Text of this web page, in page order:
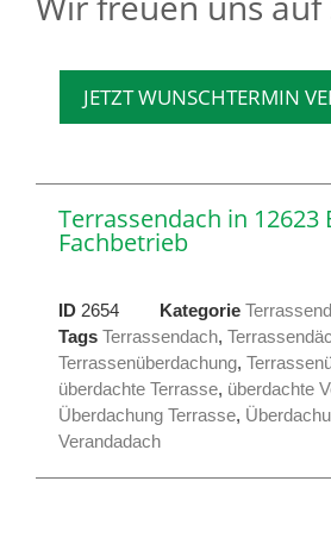
JETZT WUNSCHTERMIN
Terrassendach in 12623
Fachbetrieb
ID 2654 Kategorie
Tags Terrassendach,
Terrassenüberdachung,
überdachte Terrasse, überdachte
Überdachung Terrasse,
Verandadach